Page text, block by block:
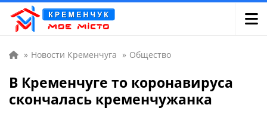
» Новости Кременчуга » Общество
В Кременчуге то коронавируса
скончалась кременчужанка